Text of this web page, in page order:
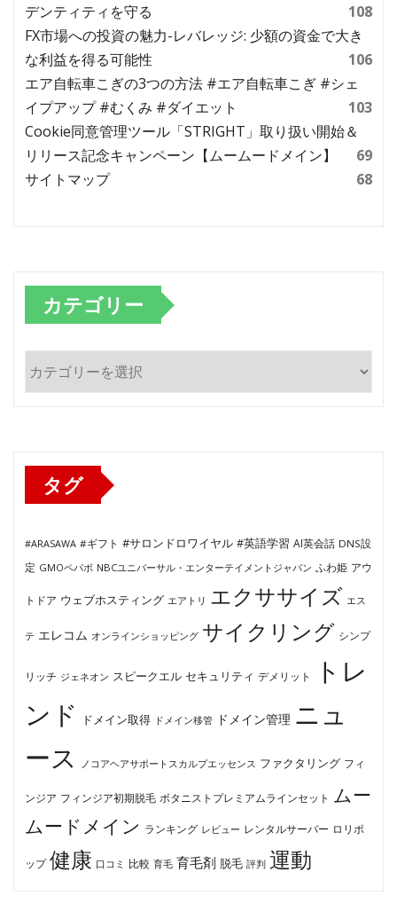
デンティティを守る
108
FX市場への投資の魅力-レバレッジ: 少額の資金で大き
な利益を得る可能性
106
エア自転車こぎの3つの方法 #エア自転車こぎ #シェ
イプアップ #むくみ #ダイエット
103
Cookie同意管理ツール「STRIGHT」取り扱い開始＆
リリース記念キャンペーン【ムームードメイン】
69
サイトマップ
68
カテゴリー
テ
タグ
#ARASAWA #ギフト #サロンドロワイヤル #英語学習 AI英会話 DNS設
定 GMOペパボ NBCユニバーサル・エンターテイメントジャパン ふわ姫 アウ
トドア ウェブホスティング エアトリ エクササイズ エス
テ エレコム オンラインショッピング サイクリング シンプ
リッチ ジェネオン スピークエル セキュリティ デメリット
トレ
ンド
ドメイン取得 ドメイン移管 ドメイン管理 ニュ
ース
ノコアヘアサポートスカルプエッセンス ファクタリング フィ
ンジア フィンジア初期脱毛 ボタニストプレミアムラインセット ムー
ムードメイン ランキング レビュー レンタルサーバー ロリポ
ップ 健康 口コミ 比較 育毛 育毛剤 脱毛 評判 運動